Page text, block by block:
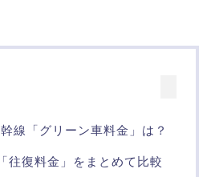
線「グリーン車料金」は？
往復料金」をまとめて比較